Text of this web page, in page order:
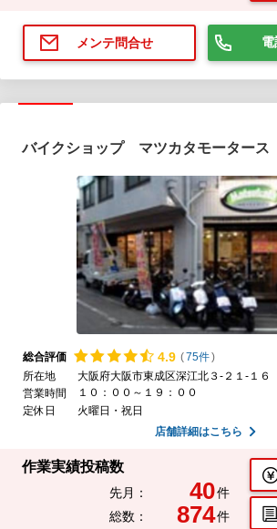
メンテ問合せ
バイクショップ マツカタモータース
総合評価 4.9 (75件)
所在地
大阪府大阪市東成区深江北３-２１-１６
営業時間
１０：００～１９：００
定休日
火曜日・祝日
店舗詳細はこちら
作業実績投稿数
先月： 40件
総数：
874件